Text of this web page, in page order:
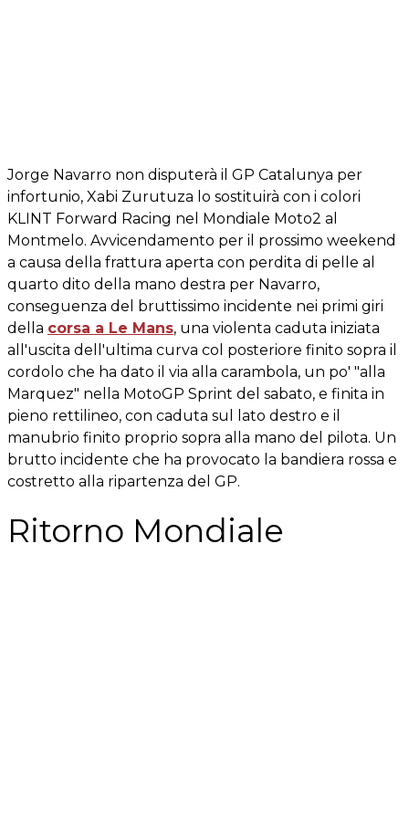
Jorge Navarro non disputerà il GP Catalunya per
infortunio, Xabi Zurutuza lo sostituirà con i colori
KLINT Forward Racing nel Mondiale Moto2 al
Montmelo. Avvicendamento per il prossimo weekend
a causa della frattura aperta con perdita di pelle al
quarto dito della mano destra per Navarro,
conseguenza del bruttissimo incidente nei primi giri
della corsa a Le Mans, una violenta caduta iniziata
all'uscita dell'ultima curva col posteriore finito sopra il
cordolo che ha dato il via alla carambola, un po' "alla
Marquez" nella MotoGP Sprint del sabato, e finita in
pieno rettilineo, con caduta sul lato destro e il
manubrio finito proprio sopra alla mano del pilota. Un
brutto incidente che ha provocato la bandiera rossa e
costretto alla ripartenza del GP.
Ritorno Mondiale